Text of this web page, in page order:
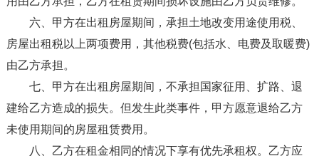
六、甲方在出租房屋期间，承担土地改变用途使用税、
房屋出租税以上两项费用，其他税费(包括水、电费及取暖费)
由乙方承担。
七、甲方在出租房屋期间，不承担国家征用、扩路、退
建给乙方造成的损失。但发生此类事件，甲方愿意退给乙方
未使用期间的房屋租赁费用。
八、乙方在租金相同的情况下享有优先承租权。乙方应